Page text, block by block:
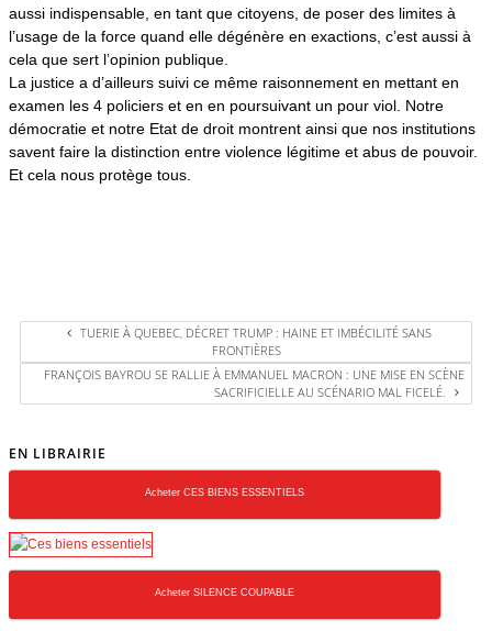
aussi indispensable, en tant que citoyens, de poser des limites à
l’usage de la force quand elle dégénère en exactions, c’est aussi à
cela que sert l’opinion publique.
La justice a d’ailleurs suivi ce même raisonnement en mettant en
examen les 4 policiers et en en poursuivant un pour viol. Notre
démocratie et notre Etat de droit montrent ainsi que nos institutions
savent faire la distinction entre violence légitime et abus de pouvoir.
Et cela nous protège tous.
TUERIE À QUEBEC, DÉCRET TRUMP : HAINE ET IMBÉCILITÉ SANS
FRONTIÈRES
FRANÇOIS BAYROU SE RALLIE À EMMANUEL MACRON : UNE MISE EN SCÈNE
SACRIFICIELLE AU SCÉNARIO MAL FICELÉ.
EN LIBRAIRIE
Acheter CES BIENS ESSENTIELS
Acheter SILENCE COUPABLE